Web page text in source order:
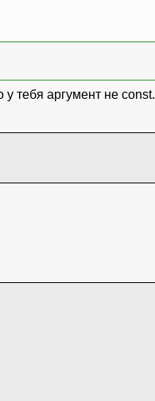
тебя аргумент не const.